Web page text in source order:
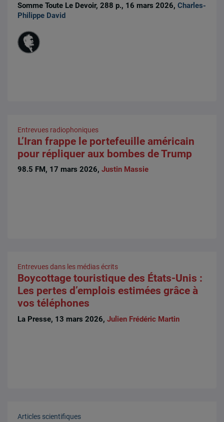
Somme Toute Le Devoir, 288 p., 16 mars 2026,Charles-
Philippe David
Entrevues radiophoniques
L’Iran frappe le portefeuille américain
pour répliquer aux bombes de Trump
98.5 FM, 17 mars 2026,Justin Massie
Entrevues dans les médias écrits
Boycottage touristique des États-Unis :
Les pertes d’emplois estimées grâce à
vos téléphones
La Presse, 13 mars 2026,Julien Frédéric Martin
Articles scientifiques